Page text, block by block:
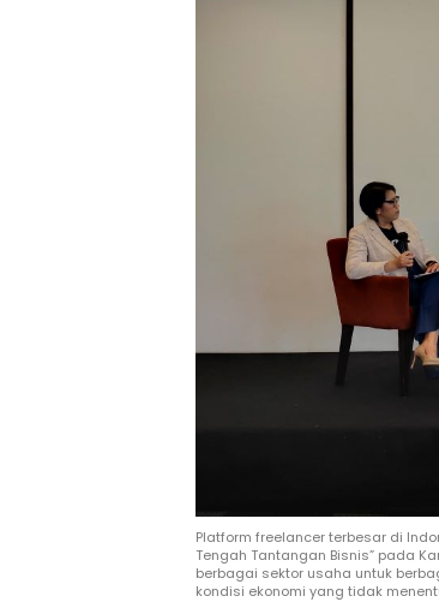
Platform freelancer terbesar di
Tengah Tantangan Bisnis” pada
berbagai sektor usaha untuk
kondisi ekonomi yang tidak